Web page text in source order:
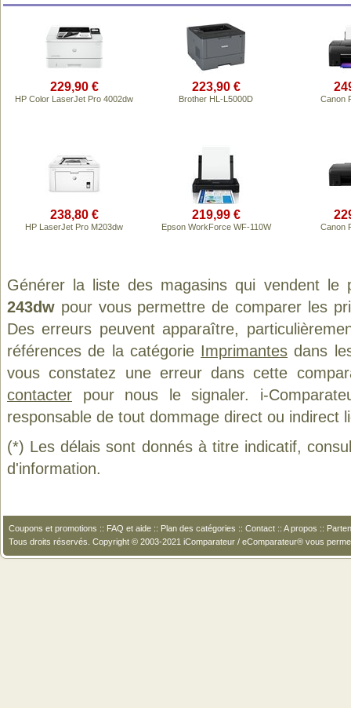
229,90 €
HP Color LaserJet Pro 4002dw
223,90 €
Brother HL-L5000D Canon
238,80 €
HP LaserJet Pro M203dw
219,99 €
Epson WorkForce WF-110W Canon
Générer la liste des magasins qui vendent le
243dw pour vous permettre de comparer les
Des erreurs peuvent apparaître,
références de la catégorie Imprimantes dans
vous constatez une erreur dans cette
contacter pour nous le signaler. i-
responsable de tout dommage direct ou indirect
(*) Les délais sont donnés à titre indicatif,
d'information.
Coupons et promotions :: FAQ et aide :: Plan des catégories :: Contact :: A propos ::
Tous droits réservés. Copyright © 2003-2021 iComparateur / eComparateur® vous